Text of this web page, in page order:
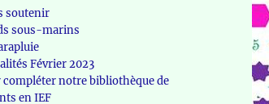
soutenir
sous-marins
Février 2023
compléter notre bibliothèque de
en IEF